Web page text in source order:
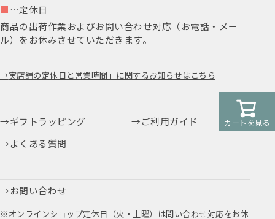
カートを見る
■ …定休日
商品の出荷作業およびお問い合わせ対応（お電話・メー
ル）をお休みさせていただきます。
実店舗の定休日と営業時間」に関するお知らせはこちら
ギフトラッピング
ご利用ガイド
よくある質問
お問い合わせ
※オンラインショップ定休日（火・土曜）は問い合わせ対応をお休